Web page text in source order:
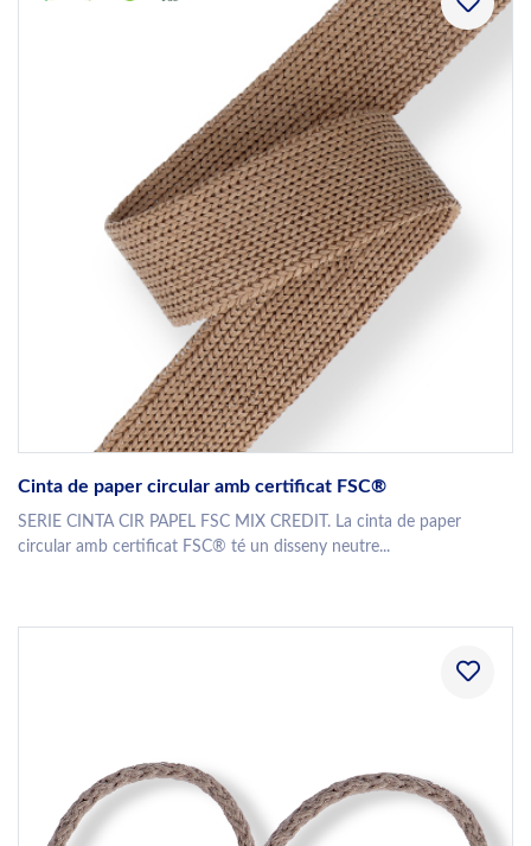
Cinta de paper circular amb certificat FSC®
SERIE CINTA CIR PAPEL FSC MIX CREDIT. La cinta de paper
circular amb certificat FSC® té un disseny neutre...